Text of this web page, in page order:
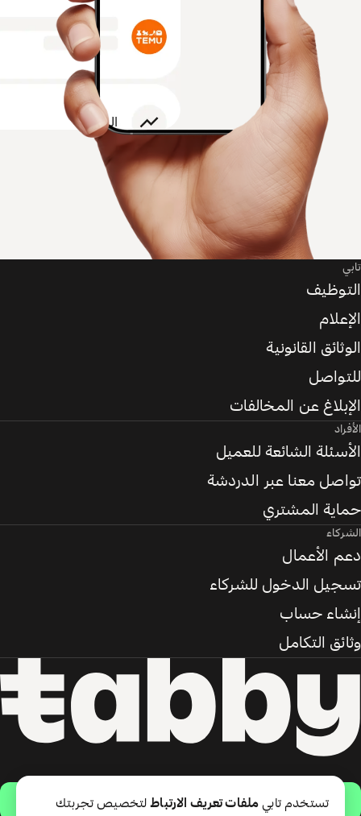
حمّل التطبيق
تابي
التوظيف
الإعلام
الوثائق القانونية
للتواصل
الإبلاغ عن المخالفات
الأفراد
الأسئلة الشائعة للعميل
تواصل معنا عبر الدردشة
حماية المشتري
الشركاء
دعم الأعمال
تسجيل الدخول للشركاء
إنشاء حساب
وثائق التكامل
تستخدم تابي ملفات تعريف الارتباطلتخصيص تجربتك